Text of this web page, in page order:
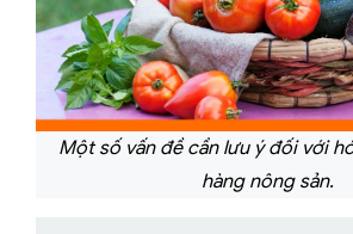
Một số vấn đề cần lưu ý đối với
hàng nông sản.